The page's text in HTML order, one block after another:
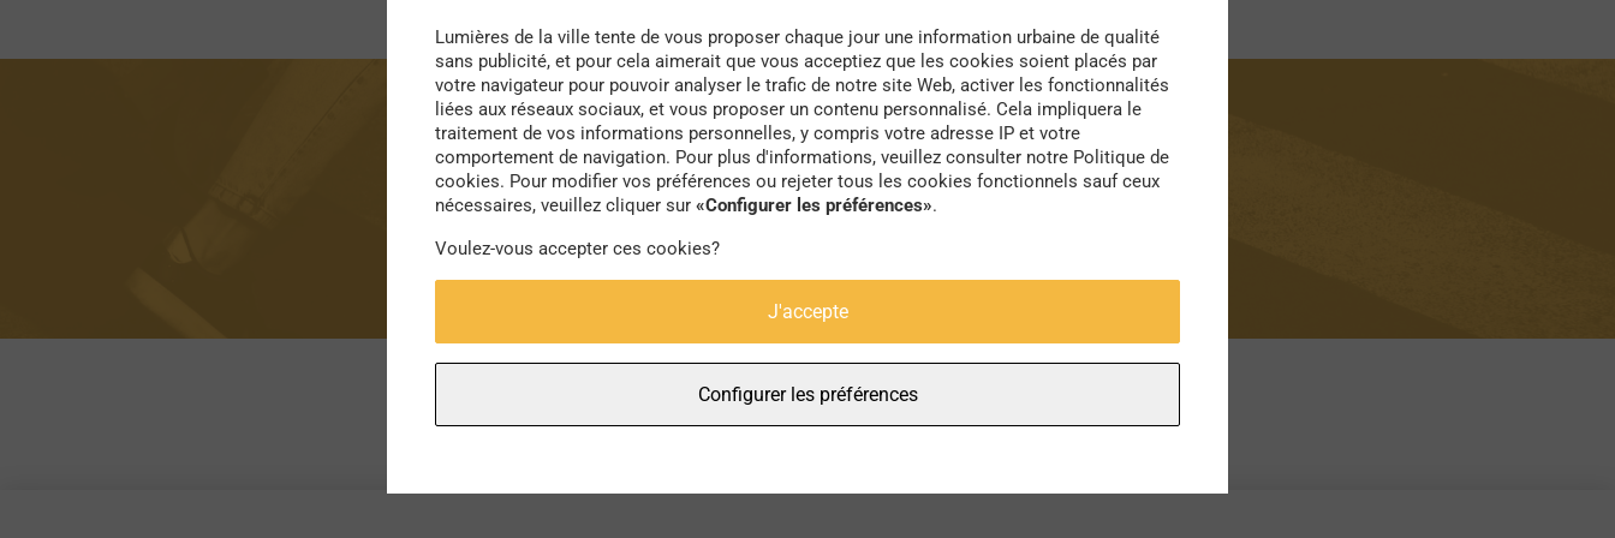
Londres
Lumières de la ville tente de vous proposer chaque jour une information urbaine de qualité
sans publicité, et pour cela aimerait que vous acceptiez que les cookies soient placés par
votre navigateur pour pouvoir analyser le trafic de notre site Web, activer les fonctionnalités
liées aux réseaux sociaux, et vous proposer un contenu personnalisé. Cela impliquera le
traitement de vos informations personnelles, y compris votre adresse IP et votre
comportement de navigation. Pour plus d'informations, veuillez consulter notre Politique de
cookies. Pour modifier vos préférences ou rejeter tous les cookies fonctionnels sauf ceux
nécessaires, veuillez cliquer sur «Configurer les préférences».
Voulez-vous accepter ces cookies?
J'accepte
Configurer les préférences